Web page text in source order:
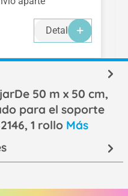
Detalles
50 m x 50 cm,
para el soporte
1 rollo Más